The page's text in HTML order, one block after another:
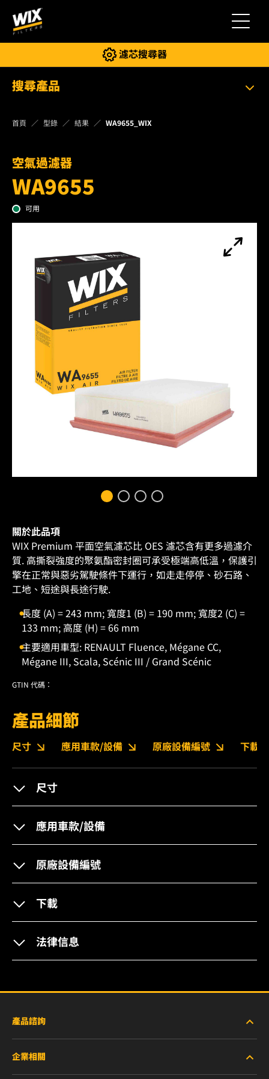
切換導航
濾芯搜尋器
搜尋產品
首頁 型錄 結果 WA9655_WIX
空氣過濾器
WA9655
可用
關於此品項
WIX Premium 平面空氣濾芯比 OES 濾芯含有更多過濾介
質. 高撕裂強度的聚氨酯密封圈可承受極端高低溫，保護引
擎在正常與惡劣駕駛條件下運行，如走走停停、砂石路、
工地、短途與長途行駛.
長度 (A) = 243 mm; 寬度1 (B) = 190 mm; 寬度2 (C) =
133 mm; 高度 (H) = 66 mm
主要適用車型: RENAULT Fluence, Mégane CC,
Mégane III, Scala, Scénic III / Grand Scénic
GTIN 代碼：
產品細節
尺寸 應用車款/設備 原廠設備編號 下載
尺寸
應用車款/設備
原廠設備編號
下載
法律信息
產品諮詢
重型設備車輛
企業相關